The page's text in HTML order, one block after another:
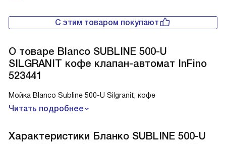
С этим товаром покупают
О товаре Blanco SUBLINE 500-U
SILGRANIT кофе клапан-автомат InFino
523441
Мойка Blanco Subline 500-U Silgranit, кофе
Читать подробнее
Характеристики Бланко SUBLINE 500-U